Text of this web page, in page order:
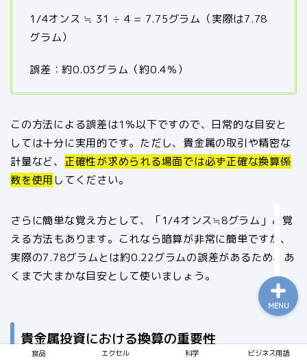
1/4オンス ≒ 31 ÷ 4 = 7.75グラム（実際は7.78
グラム）
誤差：約0.03グラム（約0.4％）
この方法による誤差は1％以下ですので、日常的な目安と
しては十分に実用的です。ただし、貴金属の取引や精密な
計量など、 正確性が求められる場面では必ず正確な換算係
数を使用 してください。
さらに簡単な覚え方として、「1/4オンス≒8グラム」と覚
える方法もあります。これなら暗算が非常に簡単ですが、
実際の7.78グラムとは約0.22グラムの誤差があるため、あ
くまで大まかな目安として使いましょう。
貴金属投資における換算の重要性
食品 エクセル 科学 ビジネス用語
MENU
エクセル
ビジネス用語